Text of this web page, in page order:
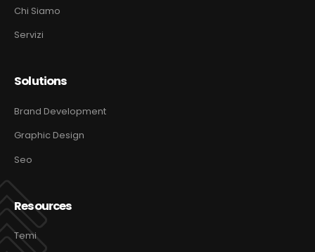
Chi Siamo
Servizi
Solutions
Brand Development
Graphic Design
Seo
Resources
Temi